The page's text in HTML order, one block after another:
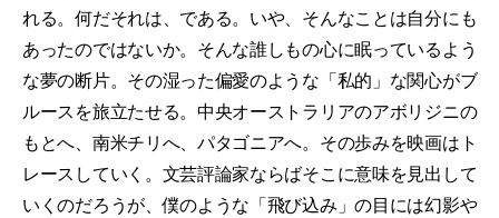
れる。何だそれは、である。いや、そんなことは自分にも
あったのではないか。そんな誰しもの心に眠っているよう
な夢の断片。その湿った偏愛のような「私的」な関心がブ
ルースを旅立たせる。中央オーストラリアのアボリジニの
もとへ、南米チリへ、パタゴニアへ。その歩みを映画はト
レースしていく。文芸評論家ならばそこに意味を見出して
いくのだろうが、僕のような「飛び込み」の目には幻影や